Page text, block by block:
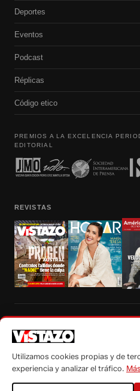
Deportes
Eventos
Podcast
Réplicas
Código etico
PREMIOS A LA EXCELENCIA
EDITORIAL
REVISTAS
autorización escrita de su titular, de todos
Utilizamos cookies propias y de
experiencia y analizar el tráfico.